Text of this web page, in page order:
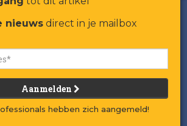
nieuws direct in je mailbox
Aanmelden
hebben zich aangemeld!